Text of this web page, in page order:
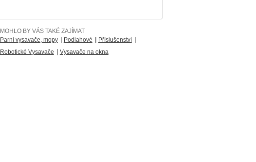
MOHLO BY VÁS TAKÉ ZAJÍMAT
Parní vysavače, mopy | Podlahové | Příslušenství |
Robotické Vysavače | Vysavače na okna